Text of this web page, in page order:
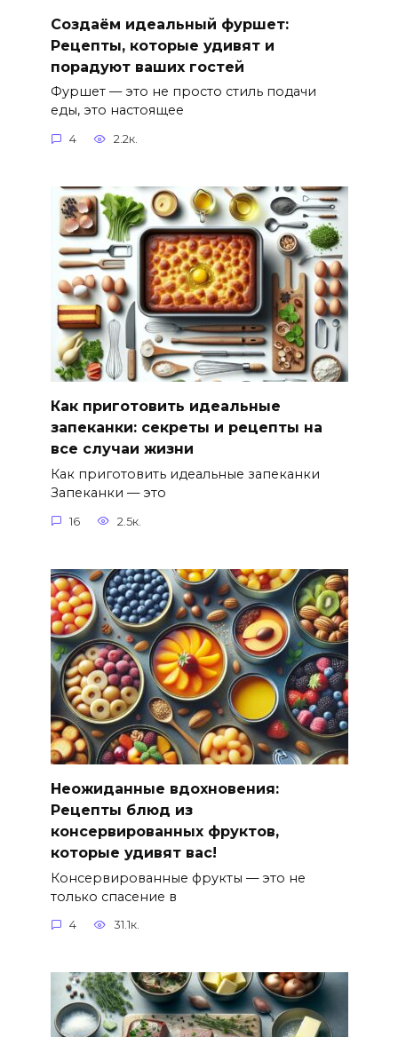
Создаём идеальный фуршет:
Рецепты, которые удивят и
порадуют ваших гостей
Фуршет — это не просто стиль подачи
еды, это настоящее
4 2.2к.
Как приготовить идеальные
запеканки: секреты и рецепты на
все случаи жизни
Как приготовить идеальные запеканки
Запеканки — это
16 2.5к.
Неожиданные вдохновения:
Рецепты блюд из
консервированных фруктов,
которые удивят вас!
Консервированные фрукты — это не
только спасение в
4 31.1к.